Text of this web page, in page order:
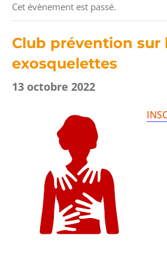
Cet évènement est passé.
Club prévention sur
exosquelettes
13 octobre 2022